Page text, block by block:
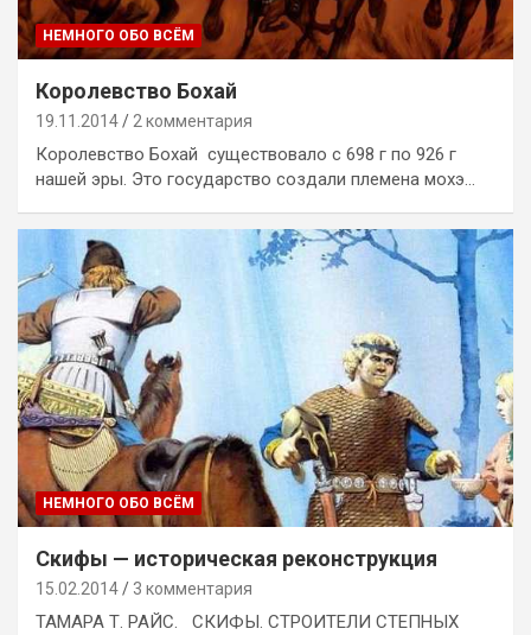
НЕМНОГО ОБО ВСЁМ
Королевство Бохай
19.11.2014 2 комментария
Королевство Бохай существовало с 698 г по 926 г
нашей эры. Это государство создали племена мохэ…
НЕМНОГО ОБО ВСЁМ
Скифы — историческая реконструкция
15.02.2014 3 комментария
ТАМАРА Т. РАЙС. СКИФЫ. СТРОИТЕЛИ СТЕПНЫХ